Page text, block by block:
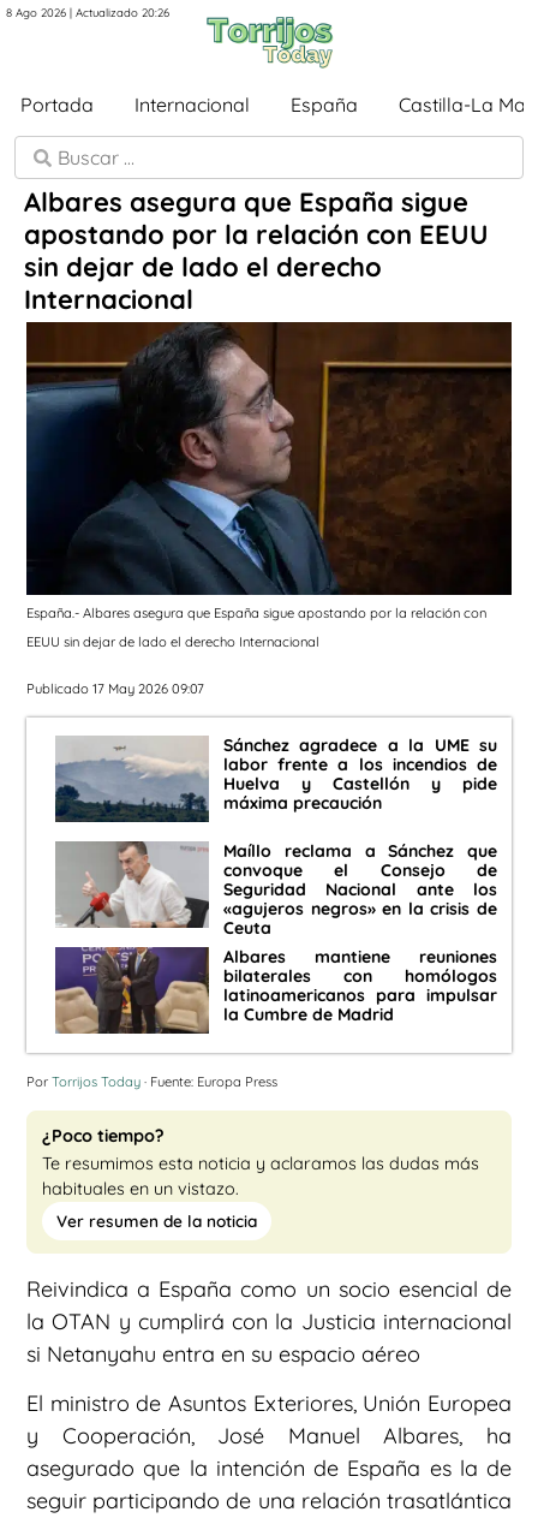
8 Ago 2026 | Actualizado 20:26
Portada Internacional España Castilla-La
Albares asegura que España sigue
apostando por la relación con EEUU
sin dejar de lado el derecho
Internacional
España.- Albares asegura que España sigue apostando por la relación con
EEUU sin dejar de lado el derecho Internacional
Publicado 17 May 2026 09:07
Sánchez agradece a la UME su
labor frente a los incendios de
Huelva y Castellón y pide
máxima precaución
Maíllo reclama a Sánchez que
convoque el Consejo de
Seguridad Nacional ante los
«agujeros negros» en la crisis de
Ceuta
Albares mantiene reuniones
bilaterales con homólogos
latinoamericanos para impulsar
la Cumbre de Madrid
Por Torrijos Today · Fuente: Europa Press
¿Poco tiempo?
Te resumimos esta noticia y aclaramos las dudas más
habituales en un vistazo.
Ver resumen de la noticia
Reivindica a España como un socio esencial de
la OTAN y cumplirá con la Justicia internacional
si Netanyahu entra en su espacio aéreo
El ministro de Asuntos Exteriores, Unión Europea
y Cooperación, José Manuel Albares, ha
asegurado que la intención de España es la de
seguir participando de una relación trasatlántica